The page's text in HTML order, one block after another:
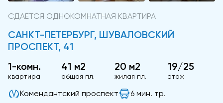
СДАЕТСЯ ОДНОКОМНАТНАЯ КВАРТИРА
САНКТ-ПЕТЕРБУРГ, ШУВАЛОВСКИЙ
ПРОСПЕКТ, 41
1-комн.
квартира
41 м2
общая пл.
20 м2
жилая пл.
19/25
этаж
Комендантский проспект 6 мин. тр.